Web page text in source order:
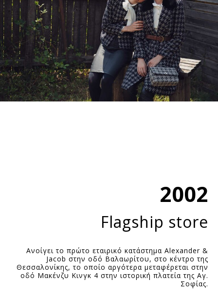
2002
Flagship store
Ανοίγει το πρώτο εταιρικό κατάστημα Alexander &
Jacob στην οδό Βαλαωρίτου, στο κέντρο της
Θεσσαλονίκης, το οποίο αργότερα μεταφέρεται στην
οδό Μακένζυ Κινγκ 4 στην ιστορική πλατεία της Αγ.
Σοφίας.